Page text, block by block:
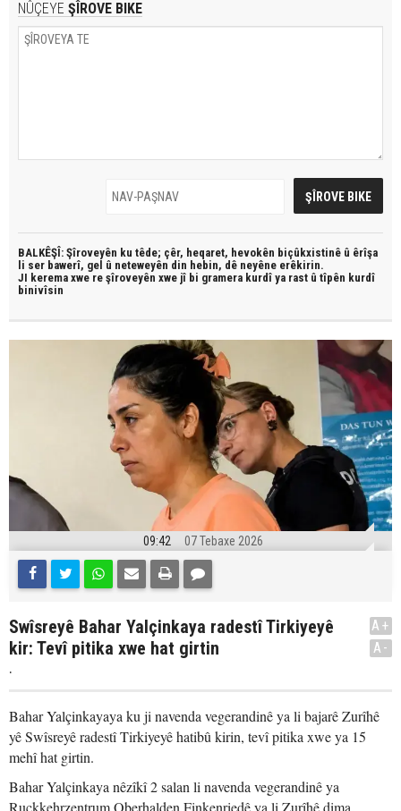
NÛÇEYE ŞÎROVE BIKE
BALKÊŞÎ: Şîroveyên ku têde; çêr, heqaret, hevokên biçûkxistinê û êrîşa
li ser bawerî, gel û neteweyên din hebin, dê neyêne erêkirin.
JI kerema xwe re şîroveyên xwe jî bi gramera kurdî ya rast û tîpên kurdî
binivîsin
09:42 07 Tebaxe 2026
Swîsreyê Bahar Yalçinkaya radestî Tirkiyeyê
kir: Tevî pitika xwe hat girtin
.
A+
A-
Bahar Yalçinkayaya ku ji navenda vegerandinê ya li bajarê Zurîhê
yê Swîsreyê radestî Tirkiyeyê hatibû kirin, tevî pitika xwe ya 15
mehî hat girtin.
Bahar Yalçinkaya nêzîkî 2 salan li navenda vegerandinê ya
Ruckkehrzentrum Oberhalden Finkenriedê ya li Zurîhê dima.